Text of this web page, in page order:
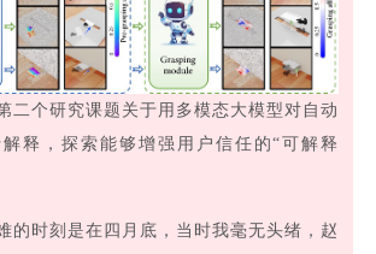
二个研究课题关于用多模态大模型对自动
释，探索能够增强用户信任的“可解释
的时刻是在四月底，当时我毫无头绪，赵